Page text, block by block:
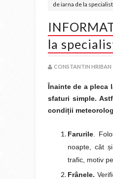
de iarna de la
la
CONSTANTIN HRIBAN
Înainte de a pleca
sfaturi simple.
condiții
Farurile .
noapte, câtș
trafic, motiv
Frânele.